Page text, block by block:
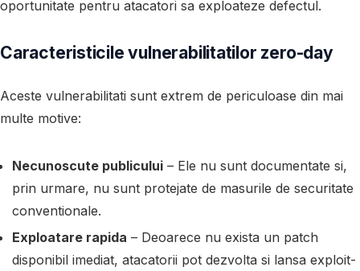
oportunitate pentru atacatori sa exploateze defectul.
Caracteristicile vulnerabilitatilor zero-day
Aceste vulnerabilitati sunt extrem de periculoase din mai
multe motive:
Necunoscute publicului – Ele nu sunt documentate si,
prin urmare, nu sunt protejate de masurile de securitate
conventionale.
Exploatare rapida – Deoarece nu exista un patch
disponibil imediat, atacatorii pot dezvolta si lansa exploit-